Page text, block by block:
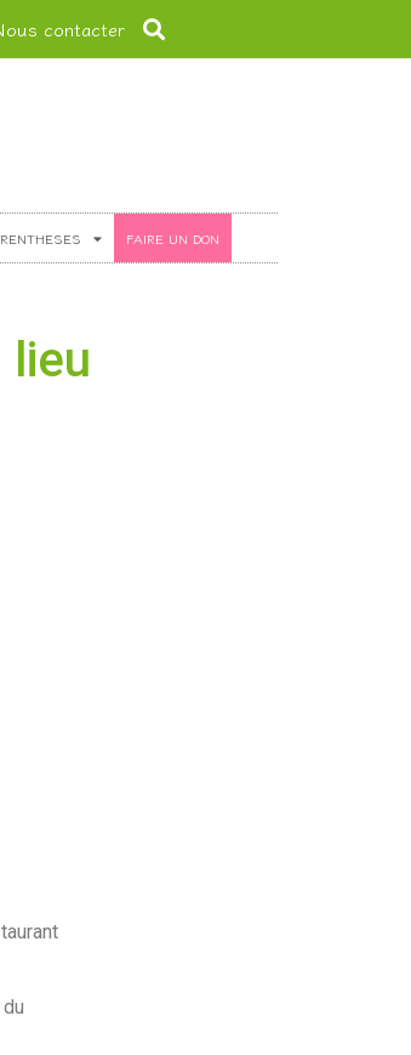
contacter
FAIRE UN DON
lieu